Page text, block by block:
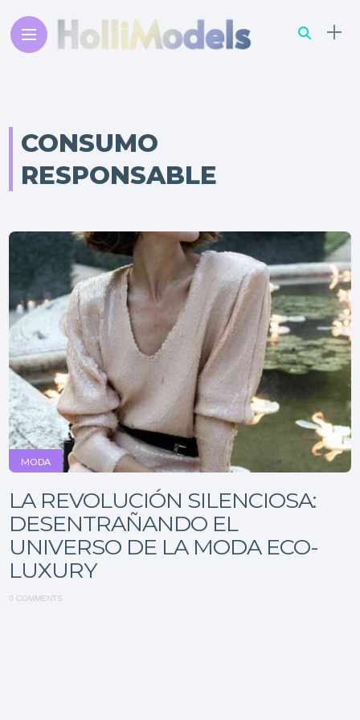
CONSUMO
RESPONSABLE
MODA
LA REVOLUCIÓN SILENCIOSA:
DESENTRAÑANDO EL
UNIVERSO DE LA MODA ECO-
LUXURY
0 COMMENTS